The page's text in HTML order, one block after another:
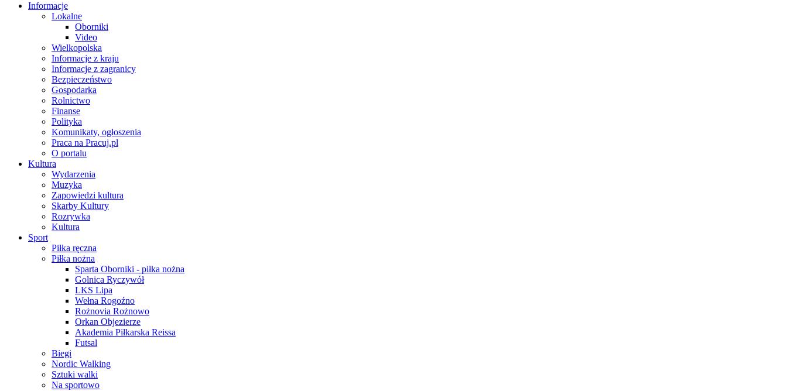
Informacje
Lokalne
Oborniki
Video
Wielkopolska
Informacje z kraju
Informacje z zagranicy
Bezpieczeństwo
Gospodarka
Rolnictwo
Finanse
Polityka
Komunikaty, ogłoszenia
Praca na Pracuj.pl
O portalu
Kultura
Wydarzenia
Muzyka
Zapowiedzi kultura
Skarby Kultury
Rozrywka
Kultura
Sport
Piłka ręczna
Piłka nożna
Sparta Oborniki - piłka nożna
Golnica Ryczywół
LKS Lipa
Wełna Rogoźno
Rożnovia Rożnowo
Orkan Objezierze
Akademia Piłkarska Reissa
Futsal
Biegi
Nordic Walking
Sztuki walki
Na sportowo